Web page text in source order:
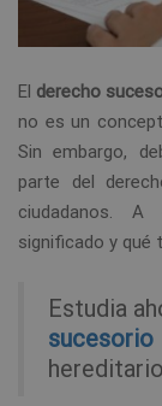
El derecho
no es un
Sin embargo,
parte del
ciudadanos. A
significado y qué
Estudia
sucesorio